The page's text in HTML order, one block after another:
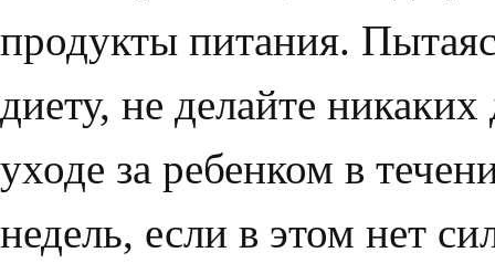
продукты питания.
диету, не делайте
уходе за ребенком в
недель, если в этом нет